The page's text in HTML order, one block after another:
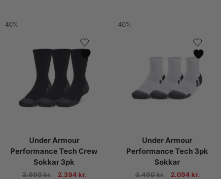
40%
Under Armour
Performance Tech Crew
Sokkar 3pk
3.990kr. 2.394 kr.
40%
Under Armour
Performance Tech 3pk
Sokkar
3.490kr. 2.094 kr.